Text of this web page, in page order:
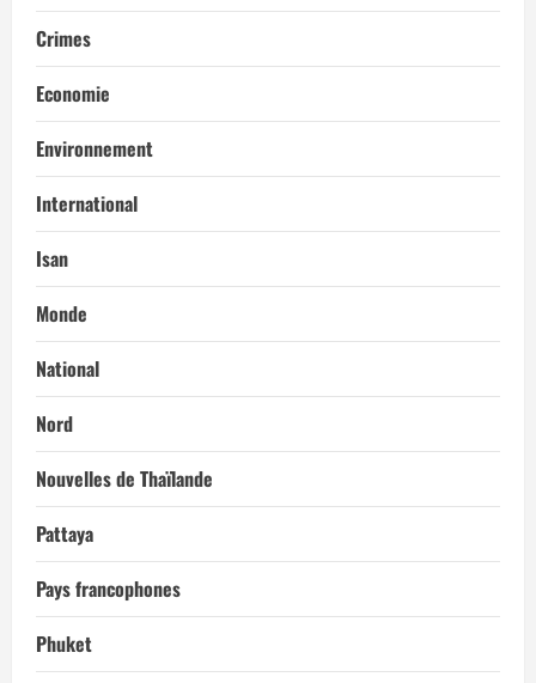
Crimes
Economie
Environnement
International
Isan
Monde
National
Nord
Nouvelles de Thaïlande
Pattaya
Pays francophones
Phuket